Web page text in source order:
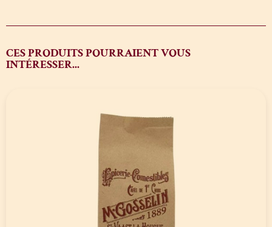
CES PRODUITS POURRAIENT VOUS
INTÉRESSER...